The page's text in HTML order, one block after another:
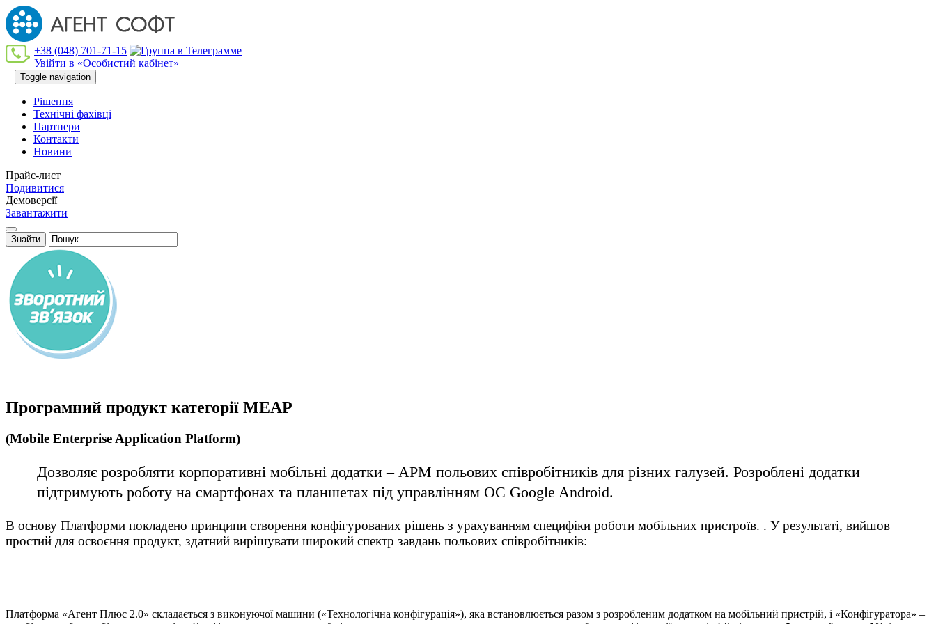
+38 (048) 701-71-15
Увійти в «Особистий кабінет»
Toggle navigation
Рішення
Технiчнi фахiвцi
Партнери
Контакти
Новини
Прайс-лист
Подивитися
Демоверсії
Завантажити
Програмний продукт категорії MEAP
(Mobile Enterprise Application Platform)
Дозволяє розробляти корпоративні мобільні додатки – АРМ польових співробітників для різних галузей. Розроблені додатки
підтримують роботу на смартфонах та планшетах під управлінням ОС Google Android.
В основу Платформи покладено принципи створення конфігурованих рішень з урахуванням специфіки роботи мобільних пристроїв. . У результаті, вийшов
простий для освоєння продукт, здатний вирішувати широкий спектр завдань польових співробітників:
Платформа «Агент Плюс 2.0» складається з виконуючої машини («Технологічна конфігурація»), яка встановлюється разом з розробленим додатком на мобільний пристрій, i «Конфігуратора» –